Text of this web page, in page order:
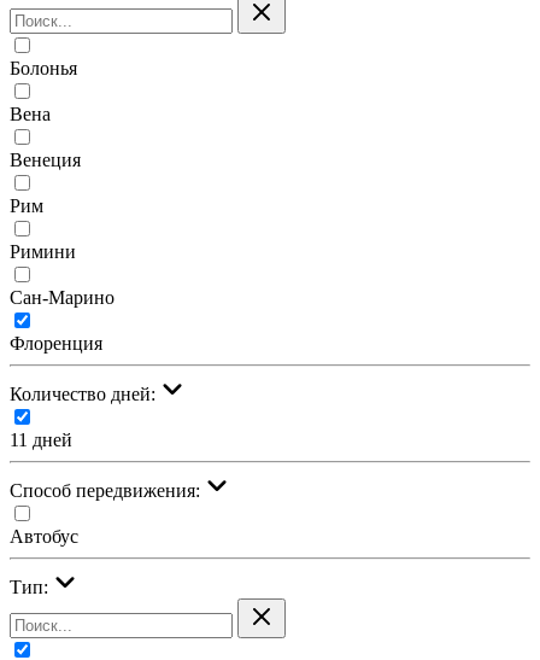
Болонья
Вена
Венеция
Рим
Римини
Сан-Марино
Флоренция
Количество дней:
11 дней
Cпособ передвижения:
Автобус
Тип: